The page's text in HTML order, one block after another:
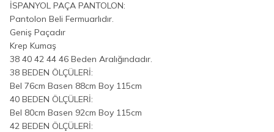
İSPANYOL PAÇA PANTOLON:
Pantolon Beli Fermuarlıdır.
Geniş Paçadır
Krep Kumaş
38 40 42 44 46 Beden Aralığındadır.
38 BEDEN ÖLÇÜLERİ:
Bel 76cm Basen 88cm Boy 115cm
40 BEDEN ÖLÇÜLERİ:
Bel 80cm Basen 92cm Boy 115cm
42 BEDEN ÖLÇÜLERİ: